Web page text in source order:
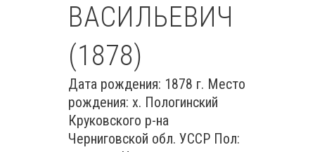
ВАСИЛЬЕВИЧ
(1878)
Дата рождения: 1878 г. Место
рождения: х. Пологинский
Круковского р-на
Черниговской обл. УССР Пол: